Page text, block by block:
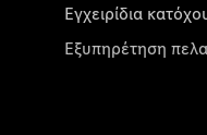
Εγχειρίδια
Εξυπηρέτηση